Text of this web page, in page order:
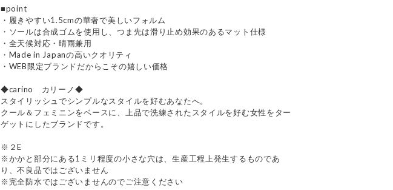
■point
・履きやすい1.5cmの華奢で美しいフォルム
・ソールは合成ゴムを使用し、つま先は滑り止め効果のあるマット仕様
・全天候対応・晴雨兼用
・Made in Japanの高いクオリティ
・WEB限定ブランドだからこその嬉しい価格
◆carino カリーノ◆
スタイリッシュでシンプルなスタイルを好むあなたへ。
クール＆フェミニンをベースに、上品で洗練されたスタイルを好む女性をター
ゲットにしたブランドです。
※２E
※かかと部分にある1ミリ程度の小さな穴は、生産工程上発生するものであ
り、不良品ではございません
※完全防水ではございませんのでご注意ください